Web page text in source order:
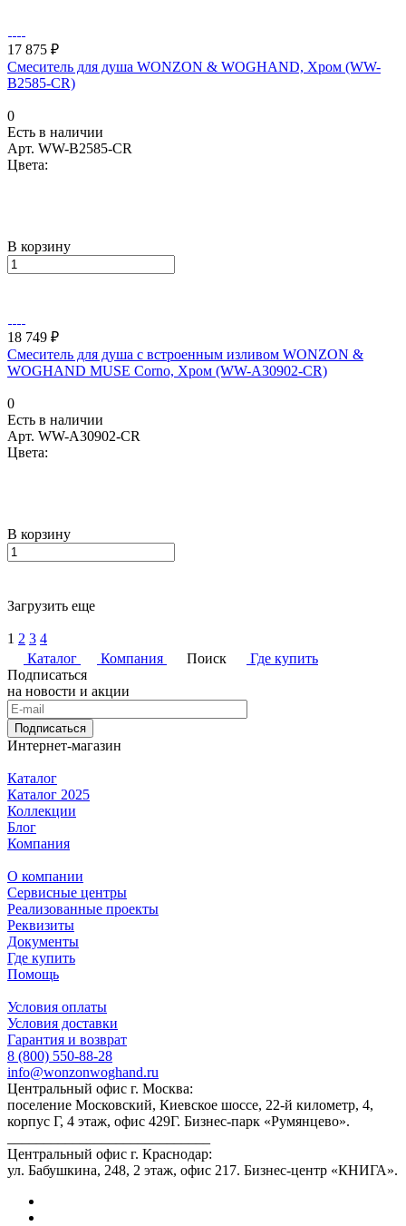
17 875 ₽
Смеситель для душа WONZON & WOGHAND, Хром (WW-
B2585-CR)
0
Есть в наличии
Арт. WW-B2585-CR
Цвета:
В корзину
18 749 ₽
Смеситель для душа с встроенным изливом WONZON &
WOGHAND MUSE Corno, Хром (WW-A30902-CR)
0
Есть в наличии
Арт. WW-A30902-CR
Цвета:
В корзину
Загрузить еще
1 2 3 4
Каталог
Компания Поиск
Где купить
Подписаться
на новости и акции
Подписаться
Интернет-магазин
Каталог
Каталог 2025
Коллекции
Блог
Компания
О компании
Сервисные центры
Реализованные проекты
Реквизиты
Документы
Где купить
Помощь
Условия оплаты
Условия доставки
Гарантия и возврат
8 (800) 550-88-28
info@wonzonwoghand.ru
Центральный офис г. Москва:
поселение Московский, Киевское шоссе, 22-й километр, 4,
корпус Г, 4 этаж, офис 429Г. Бизнес-парк «Румянцево».
Центральный офис г. Краснодар:
ул. Бабушкина, 248, 2 этаж, офис 217. Бизнес-центр «КНИГА».